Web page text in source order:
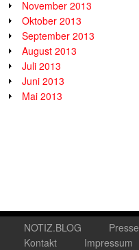
November 2013
Oktober 2013
September 2013
August 2013
Juli 2013
Juni 2013
Mai 2013
NOTIZ.BLOG Presse
Kontakt
Impressum